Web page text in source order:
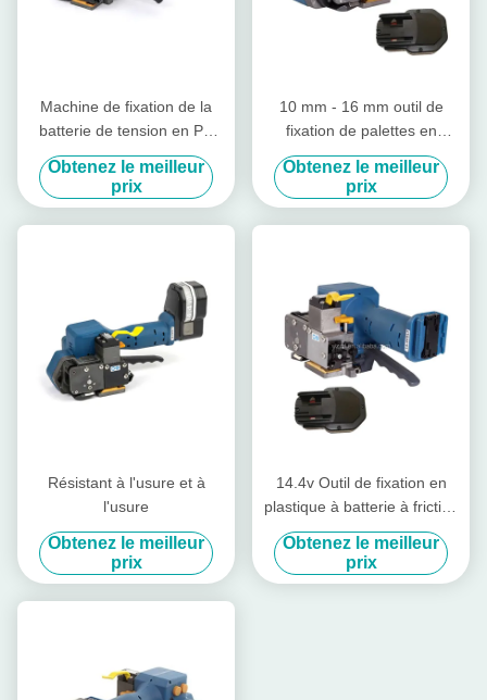
Machine de fixation de la
batterie de tension en PP
PET 3000N
Obtenez le meilleur
prix
10 mm - 16 mm outil de
fixation de palettes en
plastique à batterie manuelle
sans joint
Obtenez le meilleur
prix
Résistant à l'usure et à
l'usure
Obtenez le meilleur
prix
14.4v Outil de fixation en
plastique à batterie à friction
Outil de fixation à la main
Obtenez le meilleur
prix